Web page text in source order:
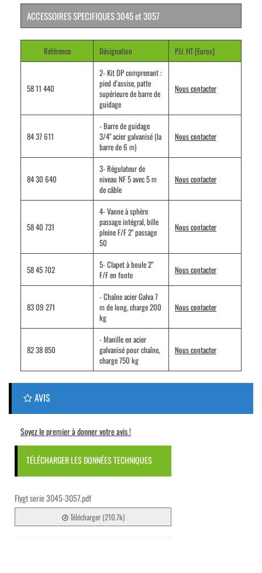
ACCESSOIRESSPECIFIQUES 3045 et 3057
Référence Désignation P.U. HT [Euros]
58 11 440
2- Kit DP comprenant :
pied d'assise, patte
supérieure de barre de
guidage
Nous contacter
84 37 611
- Barre de guidage
3/4" acier galvanisé (la
barre de 6 m)
Nous contacter
84 30 640
3- Régulateur de
niveau NF 5 avec 5 m
de câble
Nous contacter
58 40 731
4- Vanne à sphère
passage intégral, bille
pleine F/F 2" passage
50
Nous contacter
58 45 702
5- Clapet à boule 2"
F/F en fonte
Nous contacter
83 09 271
- Chaîne acier Galva 7
m de long, charge 200
kg
Nous contacter
82 38 850
- Manille en acier
galvanisé pour chaîne,
charge 750 kg
Nous contacter
AVIS
Soyez le premier à donner votre avis !
TÉLÉCHARGER LES DONNÉES TECHNIQUES
Flygt serie 3045-3057.pdf
Télécharger (210.7k)